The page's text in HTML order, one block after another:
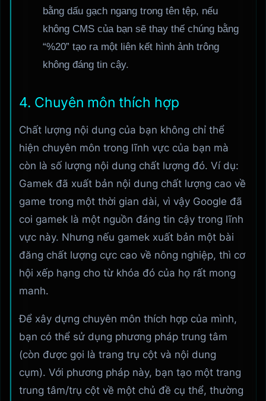
bằng dấu gạch ngang trong tên tệp, nếu
không CMS của bạn sẽ thay thế chúng bằng
“%20” tạo ra một liên kết hình ảnh trông
không đáng tin cậy.
4. Chuyên môn thích hợp
Chất lượng nội dung của bạn không chỉ thể
hiện chuyên môn trong lĩnh vực của bạn mà
còn là số lượng nội dung chất lượng đó. Ví dụ:
Gamek đã xuất bản nội dung chất lượng cao về
game trong một thời gian dài, vì vậy Google đã
coi gamek là một nguồn đáng tin cậy trong lĩnh
vực này. Nhưng nếu gamek xuất bản một bài
đăng chất lượng cực cao về nông nghiệp, thì cơ
hội xếp hạng cho từ khóa đó của họ rất mong
manh.
Để xây dựng chuyên môn thích hợp của mình,
bạn có thể sử dụng phương pháp trung tâm
(còn được gọi là trang trụ cột và nội dung
cụm). Với phương pháp này, bạn tạo một trang
trung tâm/trụ cột về một chủ đề cụ thể, thường